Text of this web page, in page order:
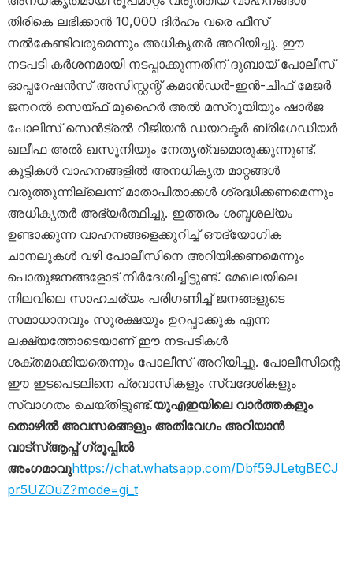
തിരികെ ലഭിക്കാൻ 10,000 ദിർഹം വരെ ഫീസ്
നൽകേണ്ടിവരുമെന്നും അധികൃതർ അറിയിച്ചു. ഈ
നടപടി കർശനമായി നടപ്പാക്കുന്നതിന് ദുബായ് പോലീസ്
ഓപ്പറേഷൻസ് അസിസ്റ്റന്റ് കമാൻഡർ-ഇൻ-ചീഫ് മേജർ
ജനറൽ സെയ്ഫ് മുഹൈർ അൽ മസ്‌റൂയിയും ഷാർജ
പോലീസ് സെൻട്രൽ റീജിയൻ ഡയറക്ടർ ബ്രിഗേഡിയർ
ഖലീഫ അൽ ഖസൂനിയും നേതൃത്വമൊരുക്കുന്നുണ്ട്.
കുട്ടികൾ വാഹനങ്ങളിൽ അനധികൃത മാറ്റങ്ങൾ
വരുത്തുന്നില്ലെന്ന് മാതാപിതാക്കൾ ശ്രദ്ധിക്കണമെന്നും
അധികൃതർ അഭ്യർത്ഥിച്ചു. ഇത്തരം ശബ്ദശല്യം
ഉണ്ടാക്കുന്ന വാഹനങ്ങളെക്കുറിച്ച് ഔദ്യോഗിക
ചാനലുകൾ വഴി പോലീസിനെ അറിയിക്കണമെന്നും
പൊതുജനങ്ങളോട് നിർദേശിച്ചിട്ടുണ്ട്. മേഖലയിലെ
നിലവിലെ സാഹചര്യം പരിഗണിച്ച് ജനങ്ങളുടെ
സമാധാനവും സുരക്ഷയും ഉറപ്പാക്കുക എന്ന
ലക്ഷ്യത്തോടെയാണ് ഈ നടപടികൾ
ശക്തമാക്കിയതെന്നും പോലീസ് അറിയിച്ചു. പോലീസിന്റെ
ഈ ഇടപെടലിനെ പ്രവാസികളും സ്വദേശികളും
സ്വാഗതം ചെയ്തിട്ടുണ്ട്.യുഎഇയിലെ വാർത്തകളും
തൊഴിൽ അവസരങ്ങളും അതിവേഗം അറിയാൻ
വാട്സ്ആപ്പ് ഗ്രൂപ്പിൽ
അംഗമാവുhttps://chat.whatsapp.com/Dbf59JLetgBECJ
pr5UZOuZ?mode=gi_t